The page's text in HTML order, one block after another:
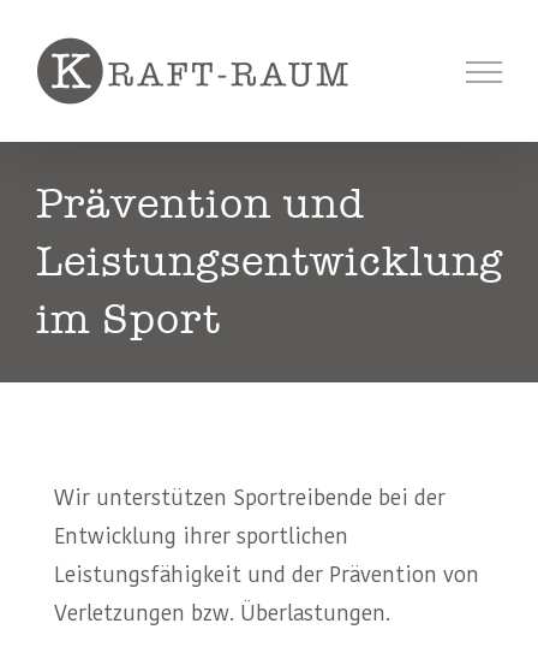
content
Prävention und
Leistungsentwicklung
im Sport
Wir unterstützen Sportreibende bei der
Entwicklung ihrer sportlichen
Leistungsfähigkeit und der Prävention von
Verletzungen bzw. Überlastungen.